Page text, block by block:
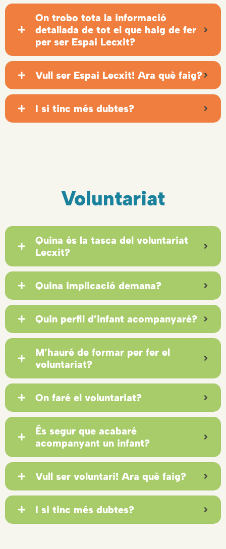
On trobo tota la informació
detallada de tot el que haig de fer
per ser Espai Lecxit?
Vull ser Espai Lecxit! Ara què faig?
I si tinc més dubtes?
Voluntariat
Quina és la tasca del voluntariat
Lecxit?
Quina implicació demana?
Quin perfil d’infant acompanyaré?
M’hauré de formar per fer el
voluntariat?
On faré el voluntariat?
És segur que acabaré
acompanyant un infant?
Vull ser voluntari! Ara què faig?
I si tinc més dubtes?